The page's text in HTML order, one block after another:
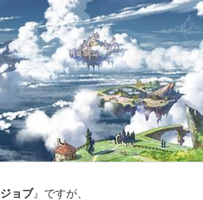
ジョブ』ですが、